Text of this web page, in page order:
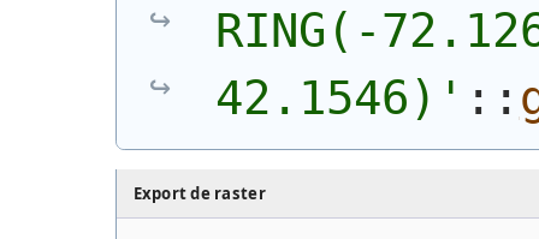
RING(-
42.1546)' ::
Export de raster